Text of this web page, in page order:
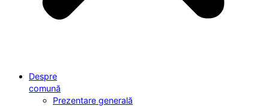
Despre
comună
Prezentare generală